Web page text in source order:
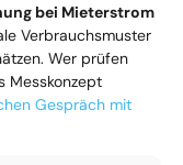
bei Mieterstrom
Verbrauchsmuster
Wer prüfen
Messkonzept
Gespräch mit